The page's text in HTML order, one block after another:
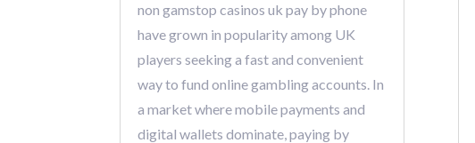
non gamstop casinos uk pay by phone
have grown in popularity among UK
players seeking a fast and convenient
way to fund online gambling accounts. In
a market where mobile payments and
digital wallets dominate, paying by